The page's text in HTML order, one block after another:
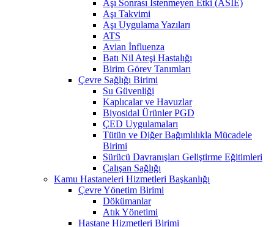
Aşı Sonrası İstenmeyen Etki (ASİE)
Aşı Takvimi
Aşı Uygulama Yazıları
ATS
Avian İnfluenza
Batı Nil Ateşi Hastalığı
Birim Görev Tanımları
Çevre Sağlığı Birimi
Su Güvenliği
Kaplıcalar ve Havuzlar
Biyosidal Ürünler PGD
ÇED Uygulamaları
Tütün ve Diğer Bağımlılıkla Mücadele
Birimi
Sürücü Davranışları Geliştirme Eğitimleri
Çalışan Sağlığı
Kamu Hastaneleri Hizmetleri Başkanlığı
Çevre Yönetim Birimi
Dökümanlar
Atık Yönetimi
Hastane Hizmetleri Birimi